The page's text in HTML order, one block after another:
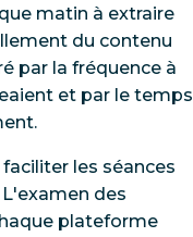
matin à extraire
du contenu
par la fréquence à
et par le temps
les séances
des
plateforme